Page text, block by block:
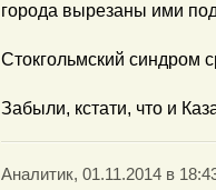
города вырезаны ими
Стокгольмский синдром
Забыли, кстати, что и
Аналитик, 01.11.2014 в